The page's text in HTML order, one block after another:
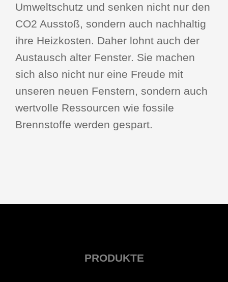
Umweltschutz und senken nicht nur den
CO2 Ausstoß, sondern auch nachhaltig
ihre Heizkosten. Daher lohnt auch der
Austausch alter Fenster. Sie machen
sich also nicht nur eine Freude mit
unseren neuen Fenstern, sondern auch
wertvolle Ressourcen wie fossile
Brennstoffe werden gespart.
PRODUKTE